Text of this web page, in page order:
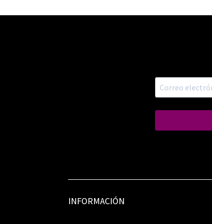
INFORMACIÓN